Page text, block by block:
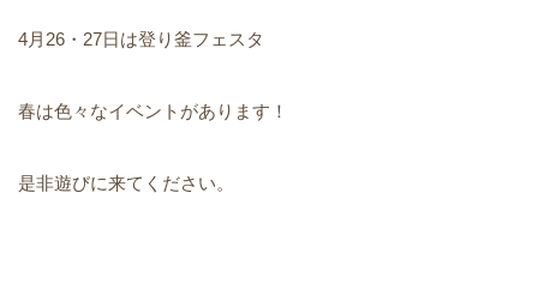
4月26・27日は登り釜フェスタ
春は色々なイベントがあります！
是非遊びに来てください。